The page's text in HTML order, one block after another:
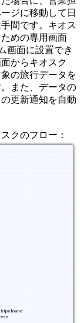
ジに移動して日
間です。キオス
めの専用画面
画面に設置でき
からキオスク
の旅行データを
また、データの
更新通知を自動
クのフロー：